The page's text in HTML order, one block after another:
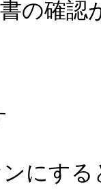
の確認
にす